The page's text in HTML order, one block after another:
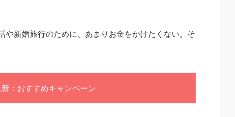
や新婚旅行のために、あまりお金をかけたくない。そ
：おすすめキャンペーン